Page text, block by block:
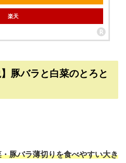
楽天
豚バラと白菜のとろと
豚バラ薄切りを食べやすい大き